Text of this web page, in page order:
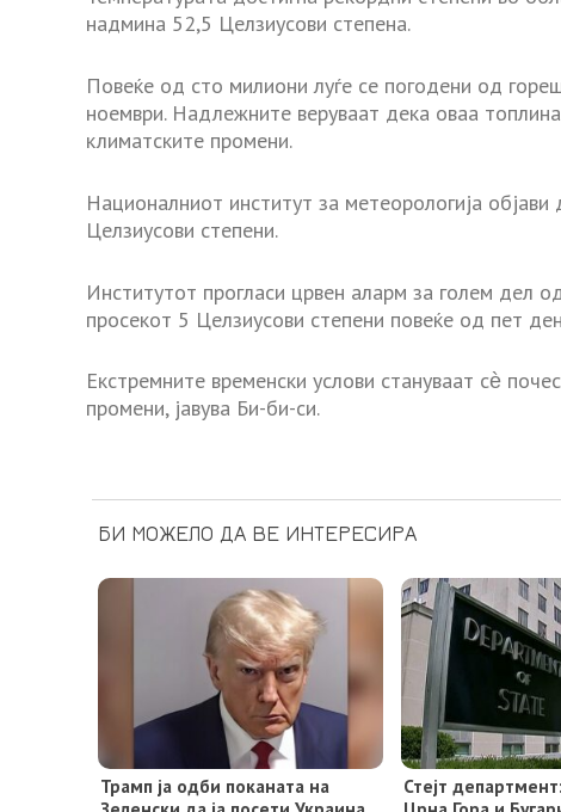
надмина 52,5 Целзиусови степена.
Повеќе од сто милиони луѓе се погодени од
ноември. Надлежните веруваат дека оваа
климатските промени.
Националниот институт за метеорологија
Целзиусови степени.
Институтот прогласи црвен аларм за голем дел
просекот 5 Целзиусови степени повеќе од пет
Екстремните временски услови стануваат сѐ
промени, јавува Би-би-си.
БИ МОЖЕЛО ДА ВЕ ИНТЕРЕСИРА
Трамп ја одби поканата на
Стејт